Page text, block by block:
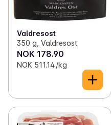
Valdresost
350 g, Valdresost
NOK 178.90
NOK 511.14 /kg